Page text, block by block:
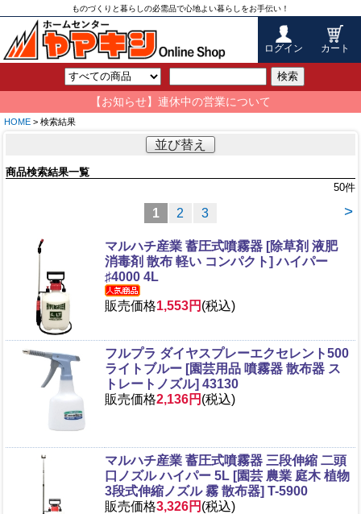
ものづくりと暮らしの必需品で心地よい暮らしをお手伝い！
ログイン カート
検索
【お知らせ】連休中の営業について
HOME > 検索結果
並び替え
商品検索結果一覧
50件
>
1 2 3
マルハチ産業 蓄圧式噴霧器 [除草剤 液肥
消毒剤 散布 軽い コンパクト] ハイパー
♯4000 4L
販売価格1,553円 (税込)
フルプラ ダイヤスプレーエクセレント500
ライトブルー [園芸用品 噴霧器 散布器 ス
トレートノズル] 43130
販売価格2,136円 (税込)
マルハチ産業 蓄圧式噴霧器 三段伸縮 二頭
口ノズル ハイパー 5L [園芸 農業 庭木 植物
3段式伸縮ノズル 霧 散布器] T-5900
販売価格3,326円 (税込)